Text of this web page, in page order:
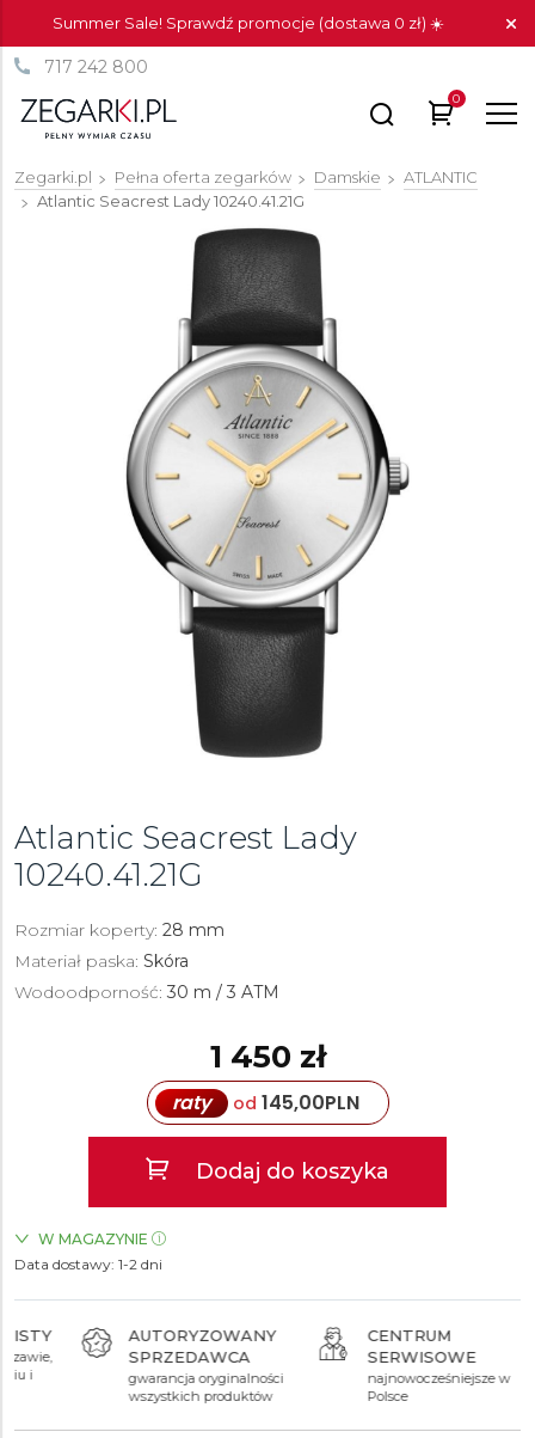
Summer Sale! Sprawdź promocje (dostawa 0 zł) ☀️
717 242 800
0
Zegarki.pl Pełna oferta zegarków Damskie
ATLANTIC
Atlantic Seacrest Lady10240.41.21G
Atlantic Seacrest Lady
10240.41.21G
Rozmiar koperty: 28 mm
Materiał paska: Skóra
Wodoodporność: 30 m / 3 ATM
1 450 zł
raty od 145,00PLN
Dodaj do koszyka
W MAGAZYNIE
ZEGARKI.PL Blue City Warszawa
ZEGARKI.PL Sky Tower Wrocław
TAK
Data dostawy: 1-2 dni
AUTORYZOWANY
SPRZEDAWCA
gwarancja oryginalności
wszystkich produktów
CENTRUM
SERWISOWE
najnowocześniejsze w